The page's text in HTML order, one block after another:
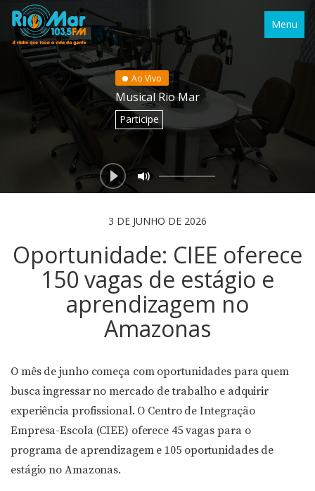
Menu
Ao Vivo
Musical Rio Mar
Participe
3 DE JUNHO DE 2026
Oportunidade: CIEE oferece
150 vagas de estágio e
aprendizagem no
Amazonas
O mês de junho começa com oportunidades para quem
busca ingressar no mercado de trabalho e adquirir
experiência profissional. O Centro de Integração
Empresa-Escola (CIEE) oferece 45 vagas para o
programa de aprendizagem e 105 oportunidades de
estágio no Amazonas.